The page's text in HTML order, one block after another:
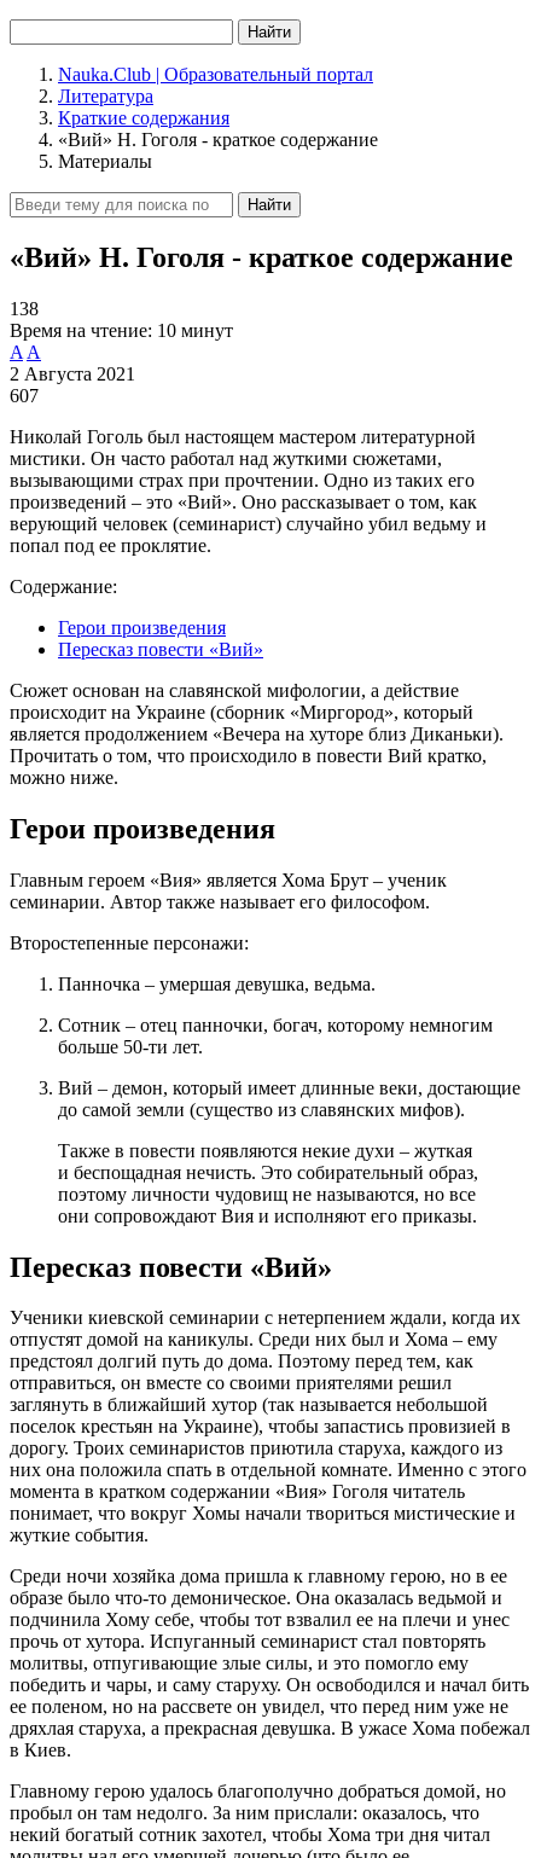
Найти
Nauka.Club | Образовательный портал
Литература
Краткие содержания
«Вий» Н. Гоголя - краткое содержание
Материалы
Найти
«Вий» Н. Гоголя - краткое содержание
138
Время на чтение: 10 минут
A A
2 Августа 2021
607
Николай Гоголь был настоящем мастером литературной
мистики. Он часто работал над жуткими сюжетами,
вызывающими страх при прочтении. Одно из таких его
произведений – это «Вий». Оно рассказывает о том, как
верующий человек (семинарист) случайно убил ведьму и
попал под ее проклятие.
Содержание:
Герои произведения
Пересказ повести «Вий»
Сюжет основан на славянской мифологии, а действие
происходит на Украине (сборник «Миргород», который
является продолжением «Вечера на хуторе близ Диканьки).
Прочитать о том, что происходило в повести Вий кратко,
можно ниже.
Герои произведения
Главным героем «Вия» является Хома Брут – ученик
семинарии. Автор также называет его философом.
Второстепенные персонажи:
Панночка – умершая девушка, ведьма.
Сотник – отец панночки, богач, которому немногим
больше 50-ти лет.
Вий – демон, который имеет длинные веки, достающие
до самой земли (существо из славянских мифов).
Также в повести появляются некие духи – жуткая
и беспощадная нечисть. Это собирательный образ,
поэтому личности чудовищ не называются, но все
они сопровождают Вия и исполняют его приказы.
Пересказ повести «Вий»
Ученики киевской семинарии с нетерпением ждали, когда их
отпустят домой на каникулы. Среди них был и Хома – ему
предстоял долгий путь до дома. Поэтому перед тем, как
отправиться, он вместе со своими приятелями решил
заглянуть в ближайший хутор (так называется небольшой
поселок крестьян на Украине), чтобы запастись провизией в
дорогу. Троих семинаристов приютила старуха, каждого из
них она положила спать в отдельной комнате. Именно с этого
момента в кратком содержании «Вия» Гоголя читатель
понимает, что вокруг Хомы начали твориться мистические и
жуткие события.
Среди ночи хозяйка дома пришла к главному герою, но в ее
образе было что-то демоническое. Она оказалась ведьмой и
подчинила Хому себе, чтобы тот взвалил ее на плечи и унес
прочь от хутора. Испуганный семинарист стал повторять
молитвы, отпугивающие злые силы, и это помогло ему
победить и чары, и саму старуху. Он освободился и начал бить
ее поленом, но на рассвете он увидел, что перед ним уже не
дряхлая старуха, а прекрасная девушка. В ужасе Хома побежал
в Киев.
Главному герою удалось благополучно добраться домой, но
пробыл он там недолго. За ним прислали: оказалось, что
некий богатый сотник захотел, чтобы Хома три дня читал